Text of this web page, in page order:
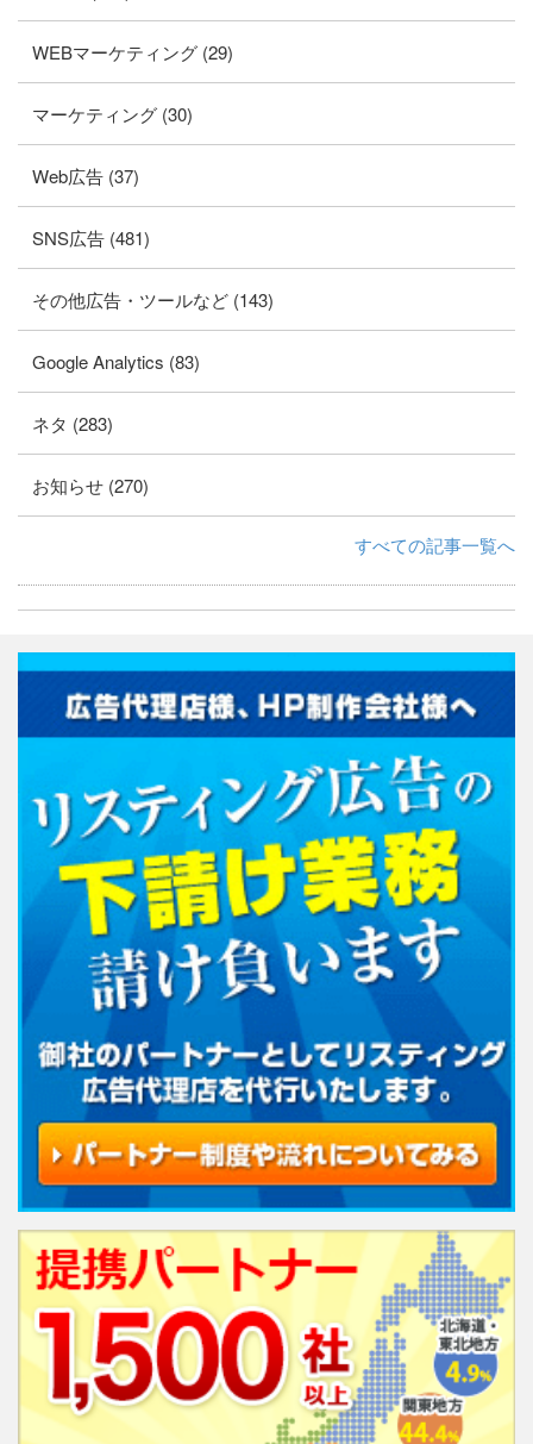
WEBマーケティング (29)
マーケティング (30)
Web広告 (37)
SNS広告 (481)
その他広告・ツールなど (143)
Google Analytics (83)
ネタ (283)
お知らせ (270)
すべての記事一覧へ